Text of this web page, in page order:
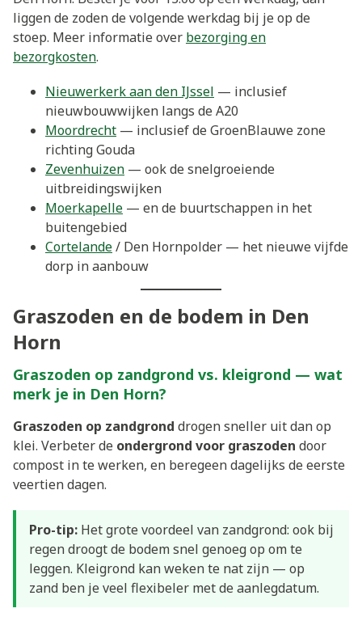
liggen de zoden de volgende werkdag bij je op de
stoep. Meer informatie over bezorging en
bezorgkosten.
Nieuwerkerk aan den IJssel — inclusief
nieuwbouwwijken langs de A20
Moordrecht — inclusief de GroenBlauwe zone
richting Gouda
Zevenhuizen — ook de snelgroeiende
uitbreidingswijken
Moerkapelle — en de buurtschappen in het
buitengebied
Cortelande/ Den Hornpolder — het nieuwe vijfde
dorp in aanbouw
Graszoden en de bodem in Den
Horn
Graszoden op zandgrond vs. kleigrond — wat
merk je in Den Horn?
Graszoden op zandgrond drogen sneller uit dan op
klei. Verbeter de ondergrond voor graszoden door
compost in te werken, en beregeen dagelijks de eerste
veertien dagen.
Pro-tip: Het grote voordeel van zandgrond: ook bij
regen droogt de bodem snel genoeg op om te
leggen. Kleigrond kan weken te nat zijn — op
zand ben je veel flexibeler met de aanlegdatum.